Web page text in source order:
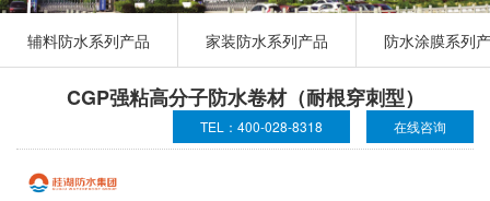
辅料防水系列产品 家装防水系列产品 防水涂膜系列
CGP强粘高分子防水卷材（耐根穿刺型）
在线咨询
TEL：400-028-8318